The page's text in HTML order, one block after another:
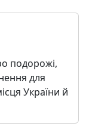
подорожі,
для
України й